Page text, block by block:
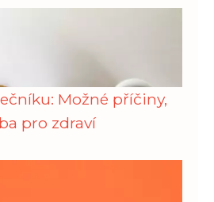
Možné příčiny,
pro zdraví